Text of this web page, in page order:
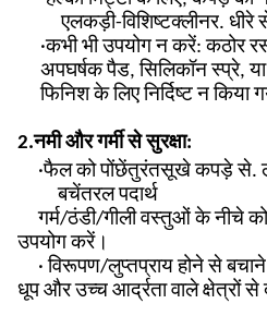
एलकड़ी-विशिष्टक्लीनर. धीरे
·कभी भी उपयोग न करें: कठोर
अपघर्षक पैड, सिलिकॉन स्प्रे,
फिनिश के लिए निर्दिष्ट न किया
2.नमी और गर्मी से सुरक्षा:
·फैल को पोंछेंतुरंतसूखे कपड़े से.
बचेंतरल पदार्थ
गर्म/ठंडी/गीली वस्तुओं के नीचे
उपयोग करें।
· विरूपण/लुप्तप्राय होने से
धूप और उच्च आर्द्रता वाले क्षेत्रों